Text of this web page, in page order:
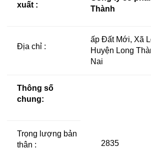
xuất :
Thành
Địa chỉ :
ấp Đất Mới, Xã
Huyện Long
Nai
Thông số
chung:
Trọng lượng bản
thân :
2835